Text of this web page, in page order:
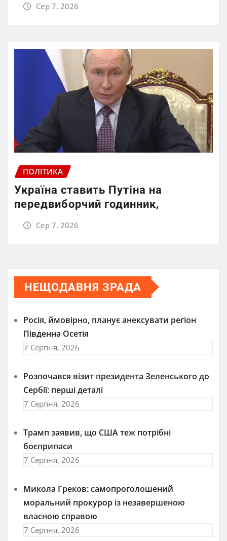
Сер 7, 2026
ПОЛІТИКА
Україна ставить Путіна на
передвиборчий годинник,
Сер 7, 2026
НЕЩОДАВНЯ ЗРАДА
Росія, ймовірно, планує анексувати регіон
Південна Осетія
7 Серпня, 2026
Розпочався візит президента Зеленського до
Сербії: перші деталі
7 Серпня, 2026
Трамп заявив, що США теж потрібні
боєприпаси
7 Серпня, 2026
Микола Греков: самопроголошений
моральний прокурор із незавершеною
власною справою
7 Серпня, 2026